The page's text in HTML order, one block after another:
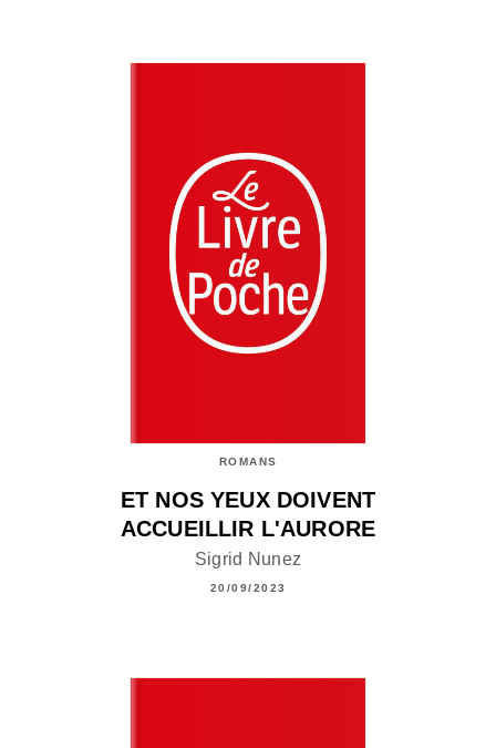
ROMANS
ET NOS YEUX DOIVENT
ACCUEILLIR L'AURORE
Sigrid Nunez
20/09/2023